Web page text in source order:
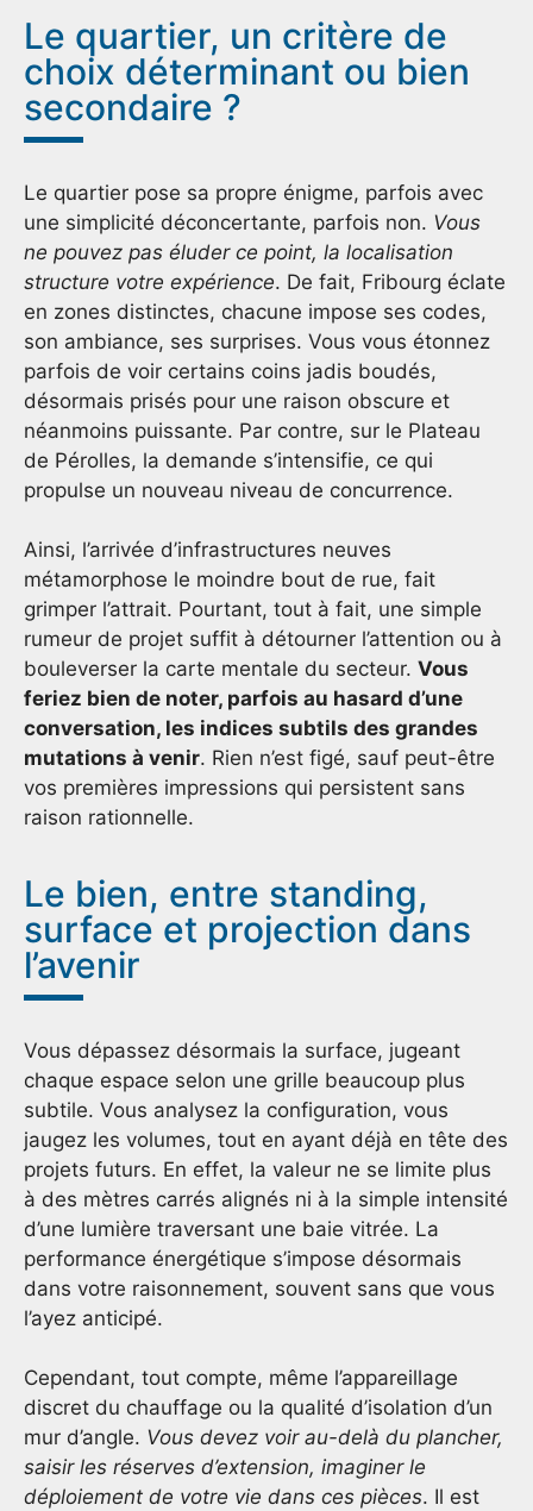
Le quartier, un critère de
choix déterminant ou bien
secondaire ?
Le quartier pose sa propre énigme, parfois avec
une simplicité déconcertante, parfois non. Vous
ne pouvez pas éluder ce point, la localisation
structure votre expérience. De fait, Fribourg éclate
en zones distinctes, chacune impose ses codes,
son ambiance, ses surprises. Vous vous étonnez
parfois de voir certains coins jadis boudés,
désormais prisés pour une raison obscure et
néanmoins puissante. Par contre, sur le Plateau
de Pérolles, la demande s’intensifie, ce qui
propulse un nouveau niveau de concurrence.
Ainsi, l’arrivée d’infrastructures neuves
métamorphose le moindre bout de rue, fait
grimper l’attrait. Pourtant, tout à fait, une simple
rumeur de projet suffit à détourner l’attention ou à
bouleverser la carte mentale du secteur. Vous
feriez bien de noter, parfois au hasard d’une
conversation, les indices subtils des grandes
mutations à venir. Rien n’est figé, sauf peut-être
vos premières impressions qui persistent sans
raison rationnelle.
Le bien, entre standing,
surface et projection dans
l’avenir
Vous dépassez désormais la surface, jugeant
chaque espace selon une grille beaucoup plus
subtile. Vous analysez la configuration, vous
jaugez les volumes, tout en ayant déjà en tête des
projets futurs. En effet, la valeur ne se limite plus
à des mètres carrés alignés ni à la simple intensité
d’une lumière traversant une baie vitrée. La
performance énergétique s’impose désormais
dans votre raisonnement, souvent sans que vous
l’ayez anticipé.
Cependant, tout compte, même l’appareillage
discret du chauffage ou la qualité d’isolation d’un
mur d’angle. Vous devez voir au-delà du plancher,
saisir les réserves d’extension, imaginer le
déploiement de votre vie dans ces pièces. Il est